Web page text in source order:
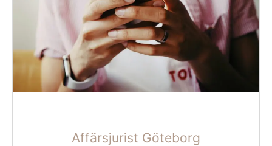
Affärsjurist Göteborg